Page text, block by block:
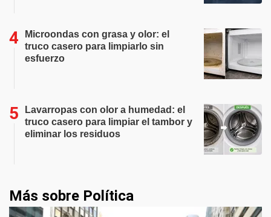
Microondas con grasa y olor: el
truco casero para limpiarlo sin
esfuerzo
Lavarropas con olor a humedad: el
truco casero para limpiar el tambor y
eliminar los residuos
Más sobre Política